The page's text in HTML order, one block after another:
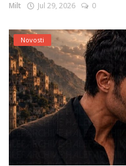
Milt Jul 29, 2026 0
Novosti